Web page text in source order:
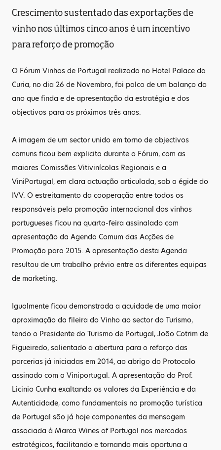
Crescimento sustentado das exportações de
vinho nos últimos cinco anos é um incentivo
para reforço de promoção
O Fórum Vinhos de Portugal realizado no Hotel Palace da
Curia, no dia 26 de Novembro, foi palco de um balanço do
ano que finda e de apresentação da estratégia e dos
objectivos para os próximos três anos.
A imagem de um sector unido em torno de objectivos
comuns ficou bem explicita durante o Fórum, com as
maiores Comissões Vitivinícolas Regionais e a
ViniPortugal, em clara actuação articulada, sob a égide do
IVV. O estreitamento da cooperação entre todos os
responsáveis pela promoção internacional dos vinhos
portugueses ficou na quarta-feira assinalado com
apresentação da Agenda Comum das Acções de
Promoção para 2015. A apresentação desta Agenda
resultou de um trabalho prévio entre as diferentes equipas
de marketing.
Igualmente ficou demonstrada a acuidade de uma maior
aproximação da fileira do Vinho ao sector do Turismo,
tendo o Presidente do Turismo de Portugal, João Cotrim de
Figueiredo, salientado a abertura para o reforço das
parcerias já iniciadas em 2014, ao abrigo do Protocolo
assinado com a Viniportugal. A apresentação do Prof.
Licinio Cunha exaltando os valores da Experiência e da
Autenticidade, como fundamentais na promoção turística
de Portugal são já hoje componentes da mensagem
associada à Marca Wines of Portugal nos mercados
estratégicos, facilitando e tornando mais oportuna a